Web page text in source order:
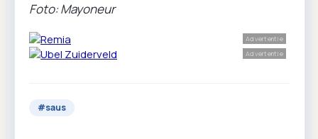
Foto: Mayoneur
Advertentie
Advertentie
#saus